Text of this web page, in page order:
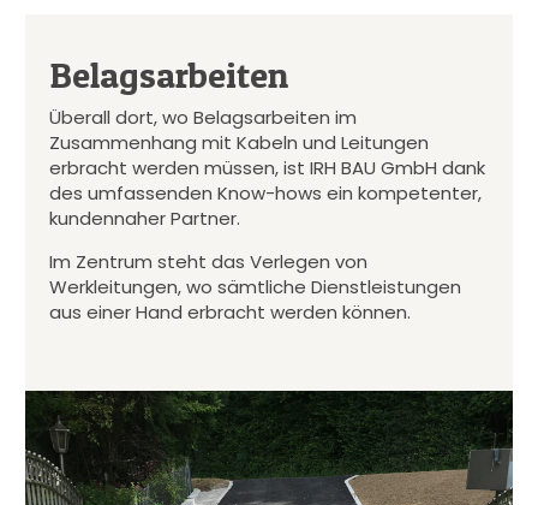
Belagsarbeiten
Überall dort, wo Belagsarbeiten im
Zusammenhang mit Kabeln und Leitungen
erbracht werden müssen, ist IRH BAU GmbH dank
des umfassenden Know-hows ein kompetenter,
kundennaher Partner.
Im Zentrum steht das Verlegen von
Werkleitungen, wo sämtliche Dienstleistungen
aus einer Hand erbracht werden können.